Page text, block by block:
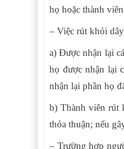
họ hoặc thành
– Việc rút khỏi
a) Được nhận lại
họ được nhận lại
nhận lại phần họ
b) Thành viên rút
thỏa thuận; nếu
– Trường hợp